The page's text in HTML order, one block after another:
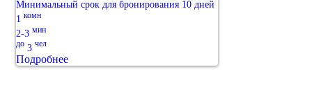
Минимальный срок для бронирования 10 дней
1 комн
2-3 мин
до 3 чел
Подробнее